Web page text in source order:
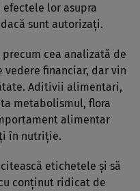
lor asupra
sunt autorizați.
cea analizată de
vedere financiar, dar vin
Aditivii alimentari,
metabolismul, flora
alimentar
în nutriție.
etichetele și să
conținut ridicat de